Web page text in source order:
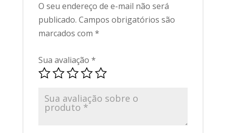
O seu endereço de e-mail não será
publicado. Campos obrigatórios são
marcados com *
Sua avaliação *